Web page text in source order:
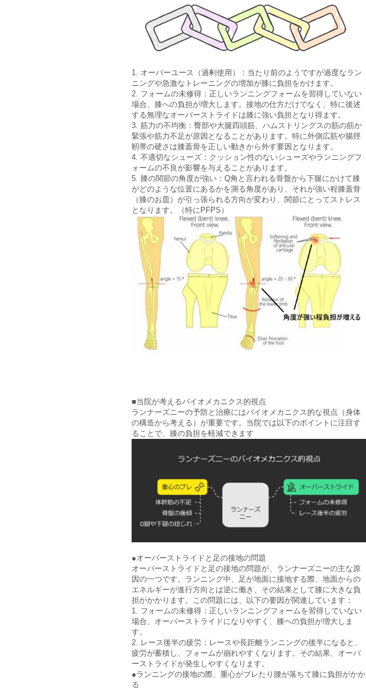
1. オーバーユース（過剰使用）：当たり前のようですが過度なラン
ニングや急激なトレーニングの増加が膝に負担をかけます。
2. フォームの未修得：正しいランニングフォームを習得していない
場合、膝への負担が増大します。接地の仕方だけでなく、特に後述
する無理なオーバーストライドは膝に強い負担となり得ます。
3. 筋力の不均衡：臀部や大腿四頭筋、ハムストリングスの筋の筋か
緊張や筋力不足が原因となることがあります。特に外側広筋や腸脛
靭帯の硬さは膝蓋骨を正しい動きから外す要因となります。
4. 不適切なシューズ：クッション性のないシューズやランニングフ
ォームの不良が影響を与えることがあります。
5. 膝の関節の角度が強い：Q角と言われる骨盤から下腿にかけて膝
がどのような位置にあるかを測る角度があり、それが強い程膝蓋骨
（膝のお皿）が引っ張られる方向が変わり、関節にとってストレス
となります。（特にPFPS）
■当院が考えるバイオメカニクス的視点
ランナーズニーの予防と治療にはバイオメカニクス的な視点（身体
の構造から考える）が重要です。当院では以下のポイントに注目す
ることで、膝の負担を軽減できます
●オーバーストライドと足の接地の問題
オーバーストライドと足の接地の問題が、ランナーズニーの主な原
因の一つです。ランニング中、足が地面に接地する際、地面からの
エネルギーが進行方向とは逆に働き、その結果として膝に大きな負
担がかかります。この問題には、以下の要因が関連しています：
1. フォームの未修得：正しいランニングフォームを習得していない
場合、オーバーストライドになりやすく、膝への負担が増大しま
す。
2. レース後半の疲労：レースや長距離ランニングの後半になると、
疲労が蓄積し、フォームが崩れやすくなります。その結果、オーバ
ーストライドが発生しやすくなります。
●ランニングの接地の際、重心がブレたり腰が落ちて膝に負担がかか
る